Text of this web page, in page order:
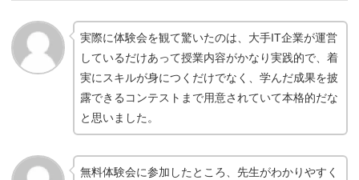
実際に体験会を観て驚いたのは、大手IT企業が運営
しているだけあって授業内容がかなり実践的で、着
実にスキルが身につくだけでなく、学んだ成果を披
露できるコンテストまで用意されていて本格的だな
と思いました。
無料体験会に参加したところ、先生がわかりやすく